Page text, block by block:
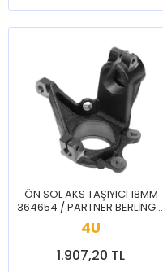
ÖN SOL AKS TAŞIYICI 18MM
364654 / PARTNER BERLİNGO
306 XSARA XSARA PICASSO
4U
1.907,20 TL